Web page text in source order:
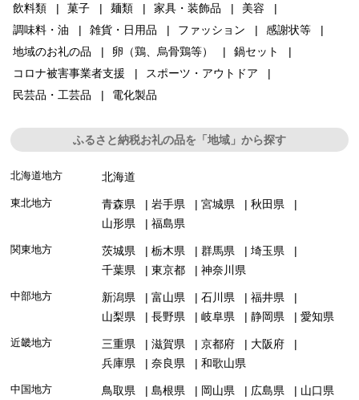
飲料類
菓子 麺類 家具・装飾品
美容
調味料・油
雑貨・日用品 ファッション
感謝状等
地域のお礼の品
卵（鶏、烏骨鶏等）
鍋セット
コロナ被害事業者支援
スポーツ・アウトドア
民芸品・工芸品
電化製品
ふるさと納税お礼の品を「地域」から探す
北海道地方 北海道
東北地方 青森県 岩手県 宮城県
秋田県
山形県
福島県
関東地方 茨城県 栃木県 群馬県
埼玉県
千葉県
東京都 神奈川県
中部地方 新潟県 富山県 石川県
福井県
山梨県
長野県 岐阜県 静岡県 愛知県
近畿地方 三重県 滋賀県 京都府
大阪府
兵庫県
奈良県 和歌山県
中国地方 鳥取県 島根県 岡山県 広島県 山口県